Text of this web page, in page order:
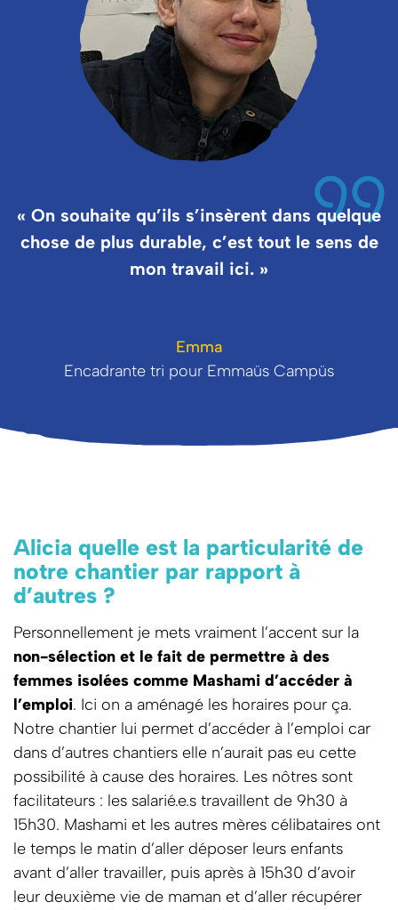
« On souhaite qu’ils s’insèrent dans quelque
chose de plus durable, c’est tout le sens de
mon travail ici. »
Emma
Encadrante tri pour Emmaüs Campüs
Alicia quelle est la particularité de
notre chantier par rapport à
d’autres ?
Personnellement je mets vraiment l’accent sur la
non-sélection et le fait de permettre à des
femmes isolées comme Mashami d’accéder à
l’emploi. Ici on a aménagé les horaires pour ça.
Notre chantier lui permet d’accéder à l’emploi car
dans d’autres chantiers elle n’aurait pas eu cette
possibilité à cause des horaires. Les nôtres sont
facilitateurs : les salarié.e.s travaillent de 9h30 à
15h30. Mashami et les autres mères célibataires ont
le temps le matin d’aller déposer leurs enfants
avant d’aller travailler, puis après à 15h30 d’avoir
leur deuxième vie de maman et d’aller récupérer